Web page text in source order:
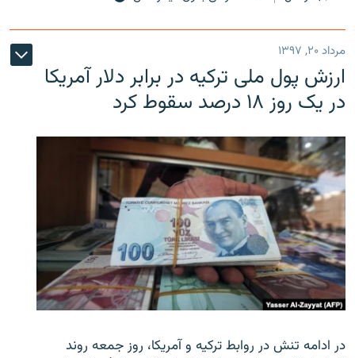
مرداد ۲۰, ۱۳۹۷
ارزش پول ملی ترکیه در برابر دلار آمریکا
در یک روز ۱۸ درصد سقوط کرد
در ادامه تنش در روابط ترکیه و آمریکا، روز جمعه روند